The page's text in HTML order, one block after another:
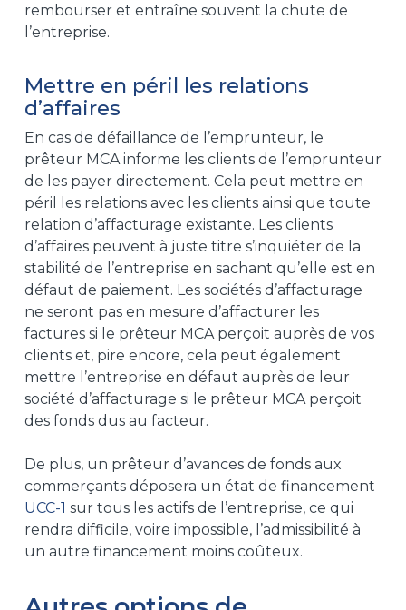
rembourser et entraîne souvent la chute de
l’entreprise.
Mettre en péril les relations
d’affaires
En cas de défaillance de l’emprunteur, le
prêteur MCA informe les clients de l’emprunteur
de les payer directement. Cela peut mettre en
péril les relations avec les clients ainsi que toute
relation d’affacturage existante. Les clients
d’affaires peuvent à juste titre s’inquiéter de la
stabilité de l’entreprise en sachant qu’elle est en
défaut de paiement. Les sociétés d’affacturage
ne seront pas en mesure d’affacturer les
factures si le prêteur MCA perçoit auprès de vos
clients et, pire encore, cela peut également
mettre l’entreprise en défaut auprès de leur
société d’affacturage si le prêteur MCA perçoit
des fonds dus au facteur.
De plus, un prêteur d’avances de fonds aux
commerçants déposera un état de financement
UCC-1 sur tous les actifs de l’entreprise, ce qui
rendra difficile, voire impossible, l’admissibilité à
un autre financement moins coûteux.